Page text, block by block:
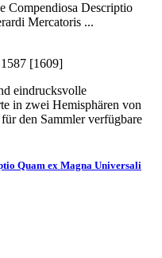
Compendiosa Descriptio
Mercatoris ...
[1609]
eindrucksvolle
in zwei Hemisphären von
den Sammler verfügbare
Quam ex Magna Universali